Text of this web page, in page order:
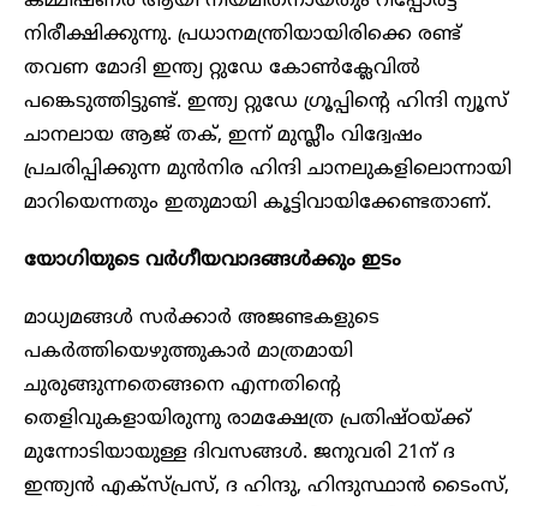
നിരീക്ഷിക്കുന്നു. പ്രധാനമന്ത്രിയായിരിക്കെ രണ്ട്
തവണ മോദി ഇന്ത്യ റ്റുഡേ കോണ്‍ക്ലേവില്‍
പങ്കെടുത്തിട്ടുണ്ട്. ഇന്ത്യ റ്റുഡേ ഗ്രൂപ്പിന്റെ ഹിന്ദി ന്യൂസ്
ചാനലായ ആജ് തക്, ഇന്ന് മുസ്ലീം വിദ്വേഷം
പ്രചരിപ്പിക്കുന്ന മുന്‍നിര ഹിന്ദി ചാനലുകളിലൊന്നായി
മാറിയെന്നതും ഇതുമായി കൂട്ടിവായിക്കേണ്ടതാണ്.
യോ​ഗിയുടെ വർ​ഗീയവാദങ്ങൾക്കും ഇടം
മാധ്യമങ്ങള്‍ സര്‍ക്കാര്‍ അജണ്ടകളുടെ
പകര്‍ത്തിയെഴുത്തുകാര്‍ മാത്രമായി
ചുരുങ്ങുന്നതെങ്ങനെ എന്നതിന്റെ
തെളിവുകളായിരുന്നു രാമക്ഷേത്ര പ്രതിഷ്ഠയ്ക്ക്
മുന്നോടിയായുള്ള ദിവസങ്ങള്‍. ജനുവരി 21ന് ദ
ഇന്ത്യന്‍ എക്‌സ്പ്രസ്, ദ ഹിന്ദു, ഹിന്ദുസ്ഥാന്‍ ടൈംസ്,